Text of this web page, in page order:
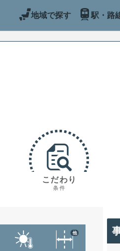
地域で探す 駅・路
こだわり
条件
他